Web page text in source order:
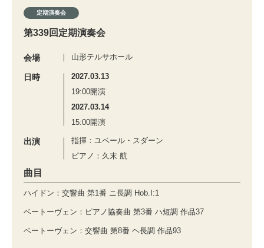
定期演奏会
第339回定期演奏会
会場 山形テルサホール
日時
2027.03.13
19:00開演
2027.03.14
15:00開演
出演
指揮：ユベール・スダーン
ピアノ：久末 航
曲目
ハイドン：交響曲 第1番 ニ長調 Hob.I:1
ベートーヴェン：ピアノ協奏曲 第3番 ハ短調 作品37
ベートーヴェン：交響曲 第8番 ヘ長調 作品93